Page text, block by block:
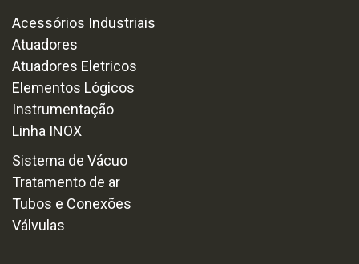
Acessórios Industriais
Atuadores
Atuadores Eletricos
Elementos Lógicos
Instrumentação
Linha INOX
Sistema de Vácuo
Tratamento de ar
Tubos e Conexões
Válvulas